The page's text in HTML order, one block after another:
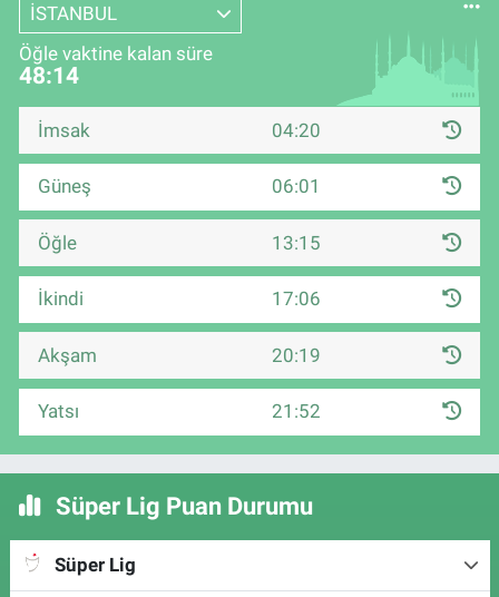
İSTANBUL
Öğle vaktine kalan süre
48:13
İmsak 04:20
Güneş 06:01
Öğle 13:15
İkindi 17:06
Akşam 20:19
Yatsı 21:52
Süper Lig Puan Durumu
Süper Lig